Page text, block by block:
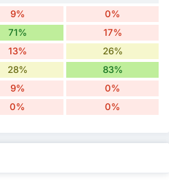
9% 0%
71% 17%
13% 26%
28% 83%
9% 0%
0% 0%